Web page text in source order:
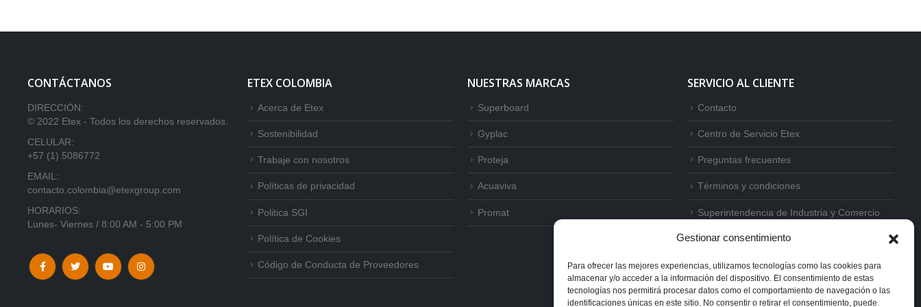
Gestionar consentimiento
Para ofrecer las mejores experiencias, utilizamos tecnologías como las cookies para
almacenar y/o acceder a la información del dispositivo. El consentimiento de estas
tecnologías nos permitirá procesar datos como el comportamiento de navegación o las
identificaciones únicas en este sitio. No consentir o retirar el consentimiento, puede
CONTÁCTANOS
DIRECCIÓN:
© 2022 Etex - Todos los derechos reservados.
CELULAR:
+57 (1) 5086772
EMAIL:
contacto.colombia@etexgroup.com
HORARIOS:
Lunes- Viernes / 8:00 AM - 5:00 PM
ETEX COLOMBIA
Acerca de Etex
Sostenibilidad
Trabaje con nosotros
Políticas de privacidad
Politica SGI
Política de Cookies
Código de Conducta de Proveedores
NUESTRAS MARCAS
Superboard
Gyplac
Proteja
Acuaviva
Promat
SERVICIO AL CLIENTE
Contacto
Centro de Servicio Etex
Preguntas frecuentes
Términos y condiciones
Superintendencia de Industria y Comercio